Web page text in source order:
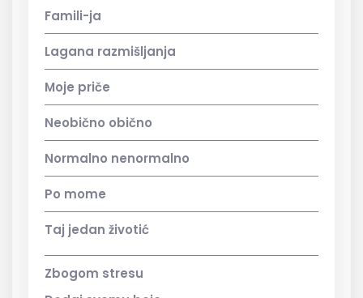
Famili-ja
Lagana razmišljanja
Moje priče
Neobično obično
Normalno nenormalno
Po mome
Taj jedan životić
Zbogom stresu